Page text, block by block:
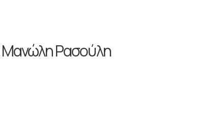
Μανώλη Ρασούλη